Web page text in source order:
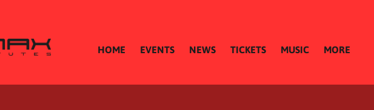
HOME EVENTS NEWS TICKETS MUSIC MORE